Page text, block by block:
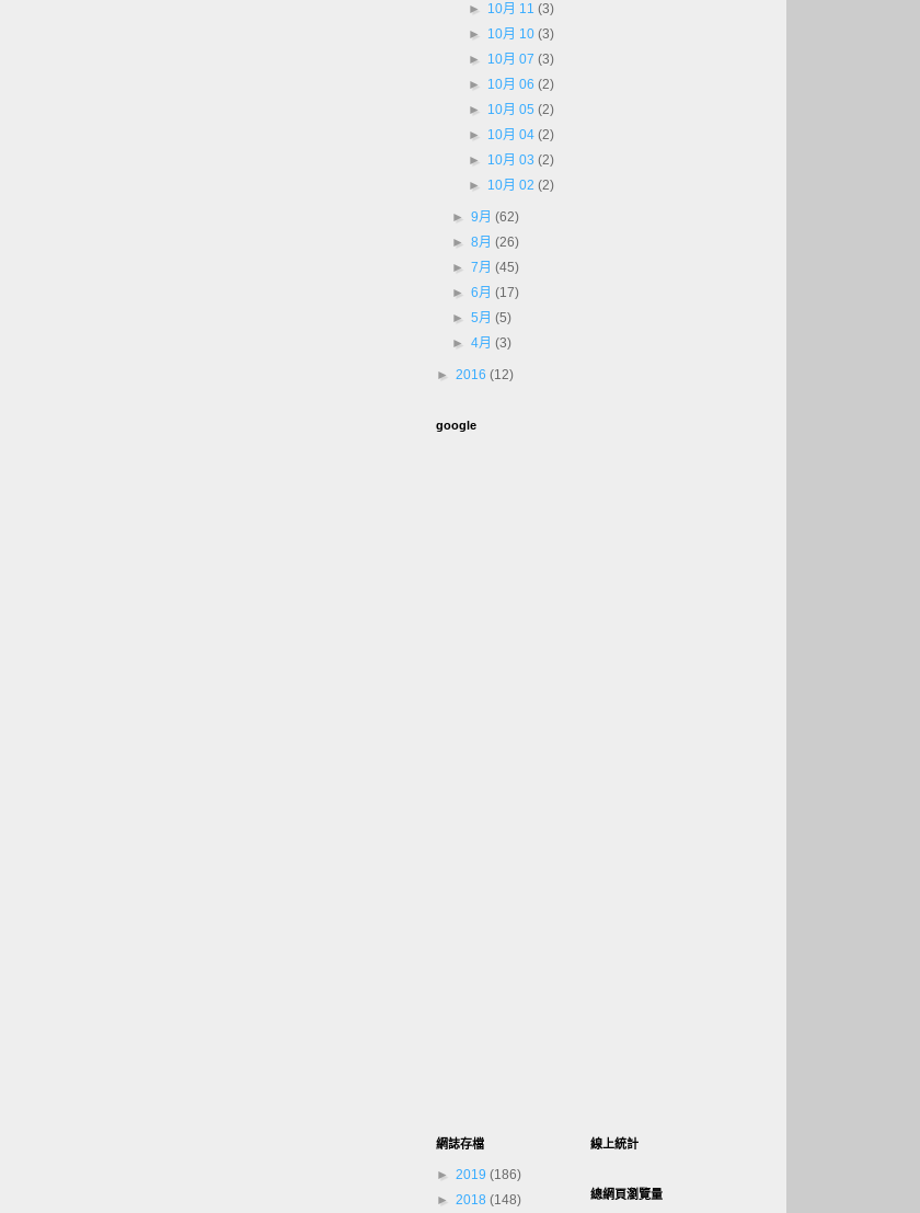
► 10月 11 (3)
► 10月 10 (3)
► 10月 07 (3)
► 10月 06 (2)
► 10月 05 (2)
► 10月 04 (2)
► 10月 03 (2)
► 10月 02 (2)
►9月(62)
►8月(26)
►7月(45)
►6月(17)
►5月(5)
►4月(3)
► 2016 (12)
google
網誌存檔
► 2019 (186)
► 2018 (148)
線上統計
總網頁瀏覽量